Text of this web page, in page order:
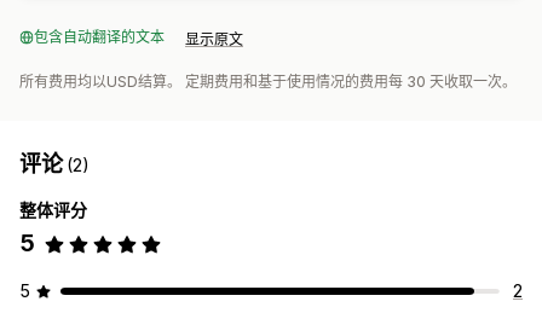
包含自动翻译的文本 显示原文
所有费用均以USD结算。 定期费用和基于使用情况的费用每 30 天收取一次。
评论(2)
整体评分
5
5
2